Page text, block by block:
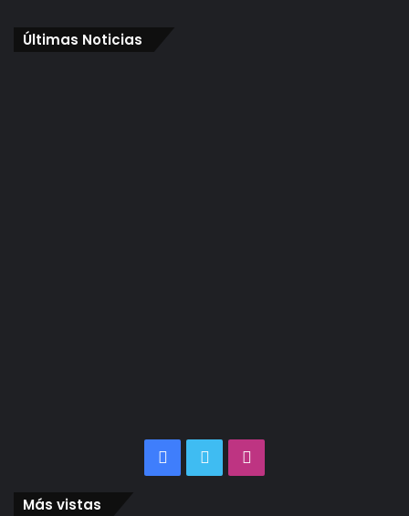
Últimas Noticias
Facebook
Twitter
Más vistas